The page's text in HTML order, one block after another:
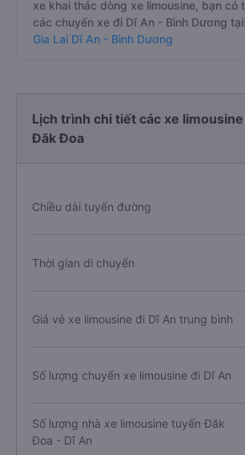
xe khai thác dòng xe limousine, bạn có
các chuyến xe đi Dĩ An - Bình Dương tại:
Gia Lai Dĩ An - Bình Dương
Lịch trình chi tiết các xe
Đăk Đoa
Chiều dài tuyến đường
Thời gian di chuyển
Giá vé xe limousine đi Dĩ An trung bình
Số lượng chuyến xe limousine đi Dĩ An
Số lượng nhà xe limousine tuyến Đăk
Đoa - Dĩ An